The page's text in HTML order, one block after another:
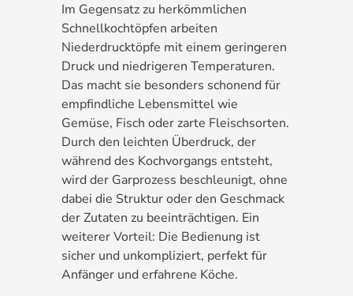
Im Gegensatz zu herkömmlichen
Schnellkochtöpfen arbeiten
Niederdrucktöpfe mit einem geringeren
Druck und niedrigeren Temperaturen.
Das macht sie besonders schonend für
empfindliche Lebensmittel wie
Gemüse, Fisch oder zarte Fleischsorten.
Durch den leichten Überdruck, der
während des Kochvorgangs entsteht,
wird der Garprozess beschleunigt, ohne
dabei die Struktur oder den Geschmack
der Zutaten zu beeinträchtigen. Ein
weiterer Vorteil: Die Bedienung ist
sicher und unkompliziert, perfekt für
Anfänger und erfahrene Köche.